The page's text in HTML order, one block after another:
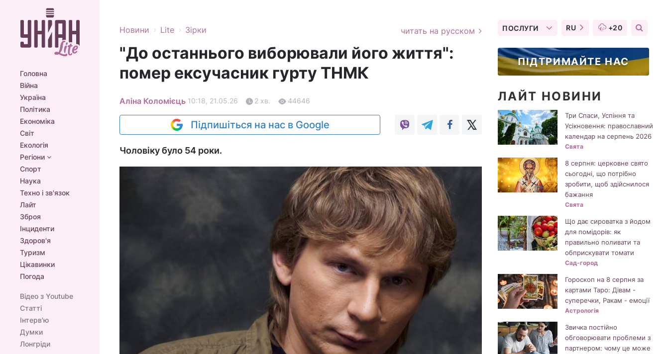
Головна
Війна
Україна
Політика
Економіка
Світ
Екологія
Регіони
Спорт
Наука
Техно і зв'язок
Лайт
Зброя
Інциденти
Здоров'я
Туризм
Цікавинки
Погода
Відео з Youtube
Статті
Інтерв'ю
Думки
Лонгріди
Новини › Lite › Зірки читать на русском
"До останнього виборювали його життя":
помер ексучасник гурту ТНМК
Аліна Коломієць 10:18, 21.05.26 2 хв. 44646
Підпишіться на нас в Google
Чоловіку було 54 роки.
ПОСЛУГИ RU +20
ПІДТРИМАЙТЕ НАС
ЛАЙТ НОВИНИ
Три Спаси, Успіння та
Усікновення: православний
календар на серпень 2026
Свята
8 серпня: церковне свято
сьогодні, що потрібно
зробити, щоб здійснилося
бажання
Свята
Що дає сироватка з йодом
для помідорів: як
правильно поливати та
обприскувати томати
Сад-город
Гороскоп на 8 серпня за
картами Таро: Дівам -
суперечки, Ракам - емоції
Астрологія
Звичка постійно
обговорювати проблеми з
партнером: чому це може